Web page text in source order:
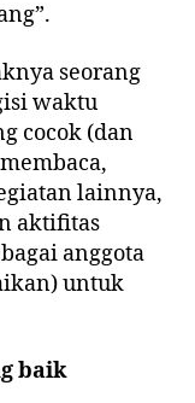
seorang
waktu
cocok (dan
lainnya,
aktifitas
anggota
untuk
baik